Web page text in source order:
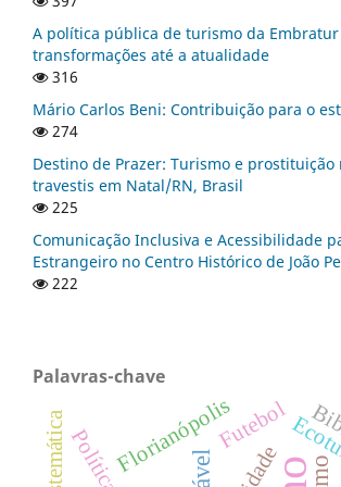
A política pública de turismo da Embratur
transformações até a atualidade
316
Mário Carlos Beni: Contribuição para o
274
Destino de Prazer: Turismo e prostituição
travestis em Natal/RN, Brasil
225
Comunicação Inclusiva e Acessibilidade
Estrangeiro no Centro Histórico de João
222
Palavras-chave
FlorianópolisFutebol